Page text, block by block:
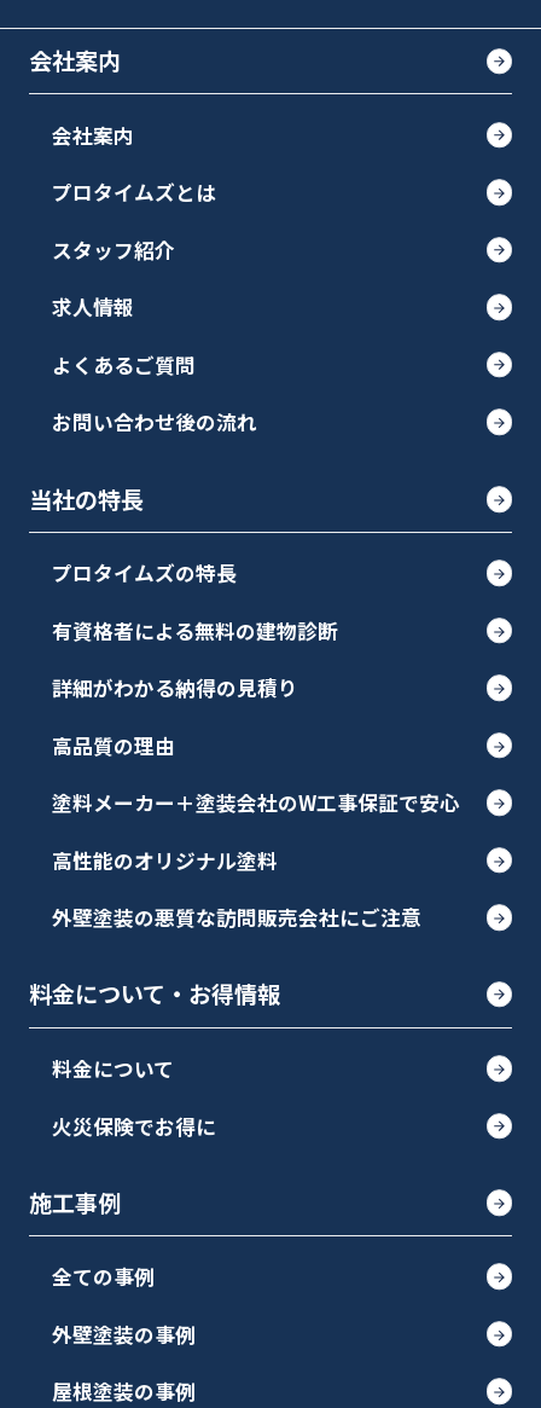
会社案内
会社案内
プロタイムズとは
スタッフ紹介
求人情報
よくあるご質問
お問い合わせ後の流れ
当社の特長
プロタイムズの特長
有資格者による無料の建物診断
詳細がわかる納得の見積り
高品質の理由
塗料メーカー＋塗装会社のW工事保証で安心
高性能のオリジナル塗料
外壁塗装の悪質な訪問販売会社にご注意
料金について・お得情報
料金について
火災保険でお得に
施工事例
全ての事例
外壁塗装の事例
屋根塗装の事例